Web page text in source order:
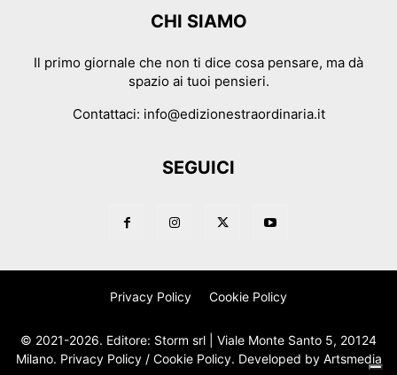
CHI SIAMO
Il primo giornale che non ti dice cosa pensare, ma dà
spazio ai tuoi pensieri.
Contattaci: info@edizionestraordinaria.it
SEGUICI
Privacy Policy Cookie Policy
© 2021-2026. Editore: Storm srl | Viale Monte Santo 5, 20124
Milano. Privacy Policy/ Cookie Policy. Developed by Artsmedia